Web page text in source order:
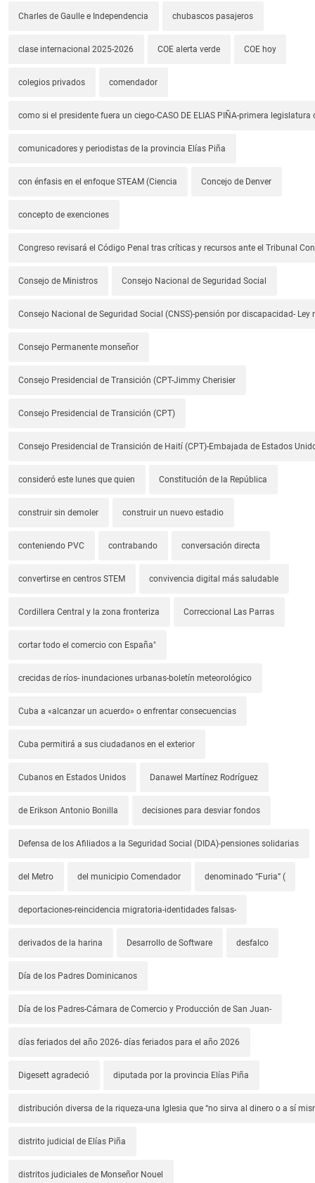
Charles de Gaulle e Independencia chubascos pasajeros
clase internacional 2025-2026 COE alerta verde COE hoy
colegios privados comendador
como si el presidente fuera un ciego-CASO DE ELIAS PIÑA-primera legislatura
comunicadores y periodistas de la provincia Elías Piña
con énfasis en el enfoque STEAM (Ciencia Concejo de Denver
concepto de exenciones
Congreso revisará el Código Penal tras críticas y recursos ante el Tribunal
Consejo de Ministros Consejo Nacional de Seguridad Social
Consejo Nacional de Seguridad Social (CNSS)-pensión por discapacidad- Ley
Consejo Permanente monseñor
Consejo Presidencial de Transición (CPT-Jimmy Cherisier
Consejo Presidencial de Transición (CPT)
Consejo Presidencial de Transición de Haití (CPT)-Embajada de Estados
consideró este lunes que quien Constitución de la República
construir sin demoler construir un nuevo estadio
conteniendo PVC contrabando conversación directa
convertirse en centros STEM convivencia digital más saludable
Cordillera Central y la zona fronteriza Correccional Las Parras
cortar todo el comercio con España"
crecidas de ríos- inundaciones urbanas-boletín meteorológico
Cuba a «alcanzar un acuerdo» o enfrentar consecuencias
Cuba permitirá a sus ciudadanos en el exterior
Cubanos en Estados Unidos Danawel Martínez Rodríguez
de Erikson Antonio Bonilla decisiones para desviar fondos
Defensa de los Afiliados a la Seguridad Social (DIDA)-pensiones solidarias
del Metro del municipio Comendador denominado “Furia” (
deportaciones-reincidencia migratoria-identidades falsas-
derivados de la harina Desarrollo de Software desfalco
Día de los Padres Dominicanos
Día de los Padres-Cámara de Comercio y Producción de San Juan-
días feriados del año 2026- días feriados para el año 2026
Digesett agradeció diputada por la provincia Elías Piña
distribución diversa de la riqueza-una Iglesia que “no sirva al dinero o a sí
distrito judicial de Elías Piña
distritos judiciales de Monseñor Nouel